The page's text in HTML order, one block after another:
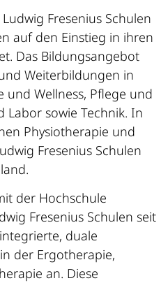
Fresenius Schulen
auf den Einstieg in ihren
Das Bildungsangebot
Weiterbildungen in
und Wellness, Pflege und
Labor sowie Technik. In
Physiotherapie und
Fresenius Schulen
der Hochschule
Fresenius Schulen seit
duale
der Ergotherapie,
an. Diese